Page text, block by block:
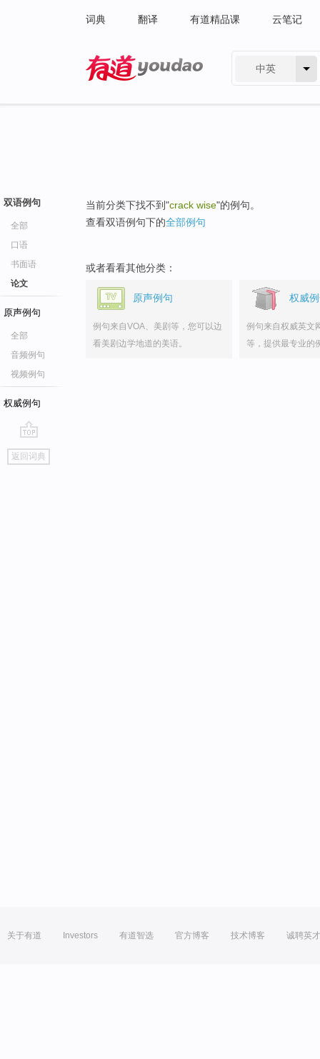
词典 翻译 有道精品课 云笔记
中英
双语例句
全部
口语
书面语
论文
原声例句
全部
音频例句
视频例句
权威例句
go
top
返回词典
当前分类下找不到"crack wise"的例句。
查看双语例句下的全部例句
或者看看其他分类：
原声例句
例句来自VOA、美剧等，您可以边
看美剧边学地道的美语。
权威
例句来自权威英文
等，提供最专业的
关于有道 Investors 有道智选 官方博客 技术博客 诚聘英才